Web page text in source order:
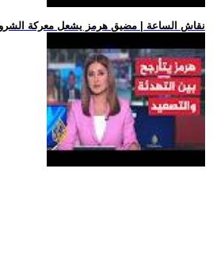
.. نقاش الساعة | مضيق هرمز يشعل معركة